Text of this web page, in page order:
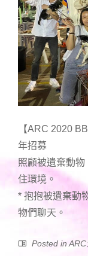
【ARC 2020
年招募
照顧被遺棄動
住環境。
* 抱抱被遺棄動
物們聊天。
Posted in